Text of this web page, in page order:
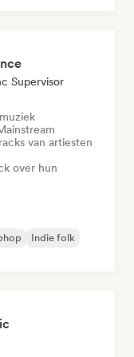
Supervisor
van artiesten
over hun
Indie folk